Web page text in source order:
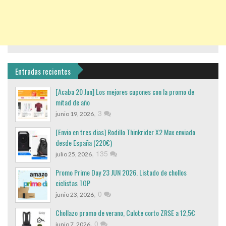
Entradas recientes
[Acaba 20 Jun] Los mejores cupones con la promo de
mitad de año
junio 19, 2026, 3
[Envio en tres dias] Rodillo Thinkrider X2 Max enviado
desde España (220€)
julio 25, 2026, 135
Promo Prime Day 23 JUN 2026. Listado de chollos
ciclistas TOP
junio 23, 2026, 0
Chollazo promo de verano, Culote corto ZRSE a 12,5€
junio 7, 2026 0